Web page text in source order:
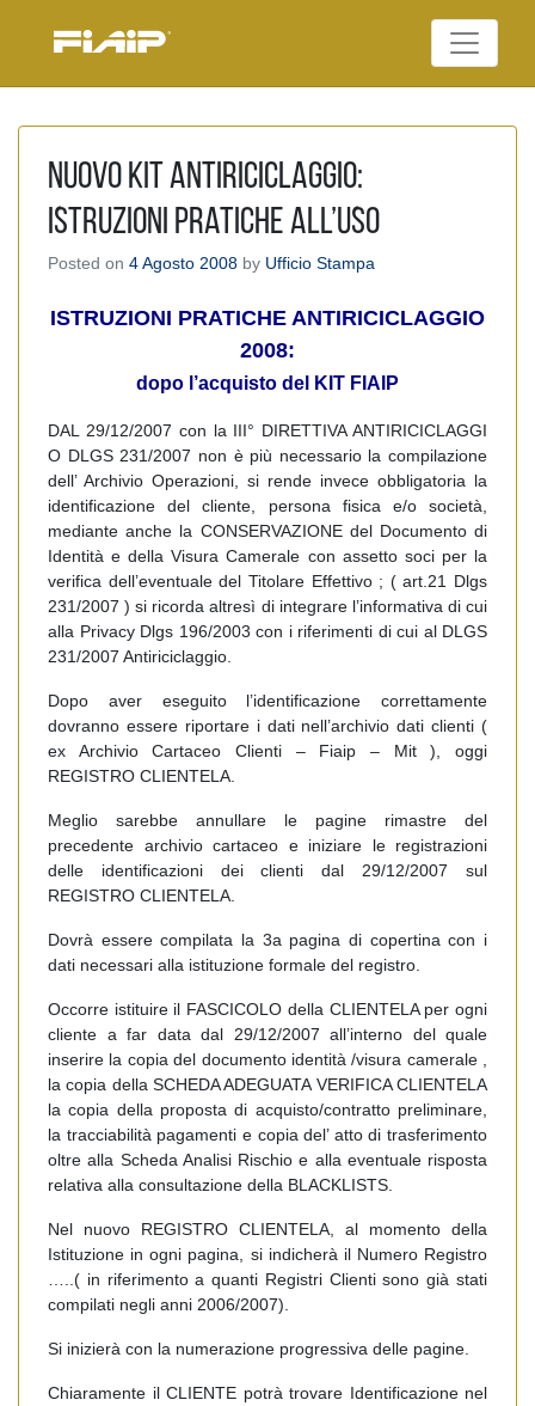
Federazione Italiana
NUOVO KIT ANTIRICICLAGGIO:
Istruzioni pratiche all’uso
Posted on 4 Agosto 2008 by Ufficio Stampa
ISTRUZIONI PRATICHE ANTIRICICLAGGIO
2008:
dopo l’acquisto del KIT FIAIP
DAL 29/12/2007 con la III° DIRETTIVA ANTIRICICLAGGI
O DLGS 231/2007 non è più necessario la compilazione
dell’ Archivio Operazioni, si rende invece obbligatoria la
identificazione del cliente, persona fisica e/o società,
mediante anche la CONSERVAZIONE del Documento di
Identità e della Visura Camerale con assetto soci per la
verifica dell’eventuale del Titolare Effettivo ; ( art.21 Dlgs
231/2007 ) si ricorda altresì di integrare l’informativa di cui
alla Privacy Dlgs 196/2003 con i riferimenti di cui al DLGS
231/2007 Antiriciclaggio.
Dopo aver eseguito l’identificazione correttamente
dovranno essere riportare i dati nell’archivio dati clienti (
ex Archivio Cartaceo Clienti – Fiaip – Mit ), oggi
REGISTRO CLIENTELA.
Meglio sarebbe annullare le pagine rimastre del
precedente archivio cartaceo e iniziare le registrazioni
delle identificazioni dei clienti dal 29/12/2007 sul
REGISTRO CLIENTELA.
Dovrà essere compilata la 3a pagina di copertina con i
dati necessari alla istituzione formale del registro.
Occorre istituire il FASCICOLO della CLIENTELA per ogni
cliente a far data dal 29/12/2007 all’interno del quale
inserire la copia del documento identità /visura camerale ,
la copia della SCHEDA ADEGUATA VERIFICA CLIENTELA
la copia della proposta di acquisto/contratto preliminare,
la tracciabilità pagamenti e copia del’ atto di trasferimento
oltre alla Scheda Analisi Rischio e alla eventuale risposta
relativa alla consultazione della BLACKLISTS.
Nel nuovo REGISTRO CLIENTELA, al momento della
Istituzione in ogni pagina, si indicherà il Numero Registro
…..( in riferimento a quanti Registri Clienti sono già stati
compilati negli anni 2006/2007).
Si inizierà con la numerazione progressiva delle pagine.
Chiaramente il CLIENTE potrà trovare Identificazione nel